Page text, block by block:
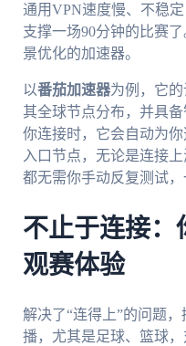
通用VPN速度慢、不稳
支撑一场90分钟的比赛
景优化的加速器。
以番茄加速器为例，它的
其全球节点分布，并具
你连接时，它会自动为
入口节点，无论是连接
都无需你手动反复测试，
不止于连接：
观赛体验
解决了“连得上”的问题
播，尤其是足球、篮球